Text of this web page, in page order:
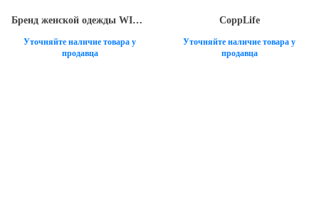
Бренд женской одежды WILL AS WANT и бутик WILL AS WANT
Уточняйте наличие товара у
продавца
CoppLife
Уточняйте наличие товара у
продавца